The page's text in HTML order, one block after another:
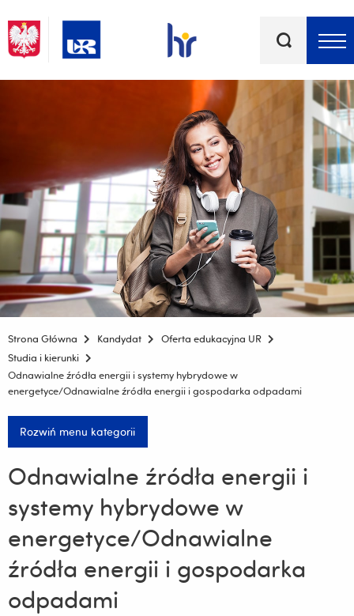
kluczowe
Strona Główna Kandydat
Oferta edukacyjna UR
Studia i kierunki
Odnawialne źródła energii i systemy hybrydowe w
energetyce/Odnawialne źródła energii i gospodarka odpadami
Rozwiń menu kategorii
Odnawialne źródła energii i
systemy hybrydowe w
energetyce/Odnawialne
źródła energii i gospodarka
odpadami